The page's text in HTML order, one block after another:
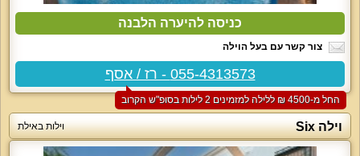
כניסה להיערה הלבנה
צור קשר עם בעל הוילה
055-4313573 - רז / אסף
החל מ-‏4500 ₪ ללילה למזמינים 2 לילות בסופ"ש הקרוב
וילה Six וילות באילת